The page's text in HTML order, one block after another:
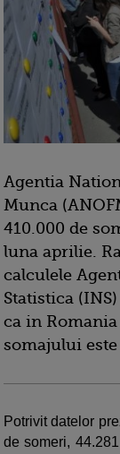
Agentia
Munca
410.000 de
luna aprilie.
calculele
Statistica
ca in
somajului este
Potrivit datelor
de someri,